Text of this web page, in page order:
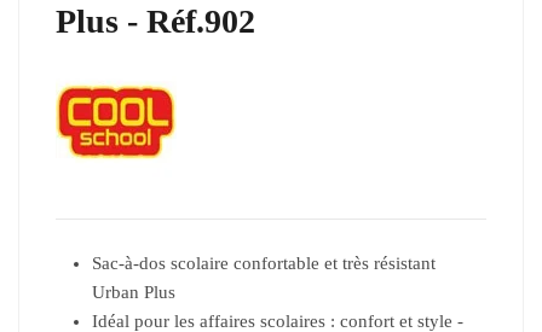
Plus - Réf.902
Sac-à-dos scolaire confortable et très résistant
Urban Plus
Idéal pour les affaires scolaires : confort et style -